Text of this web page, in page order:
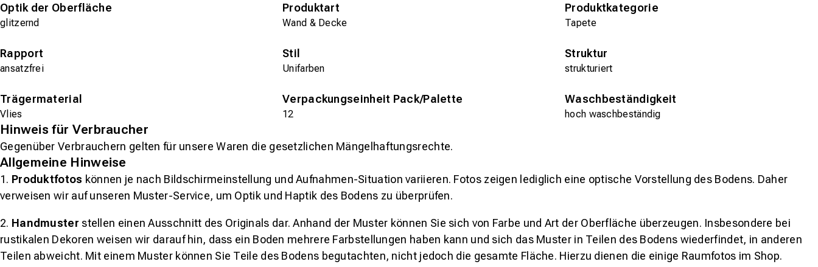
Optik der Oberfläche
glitzernd
Produktart
Wand & Decke
Produktkategorie
Tapete
Rapport
ansatzfrei
Stil
Unifarben
Struktur
strukturiert
Trägermaterial
Vlies
Verpackungseinheit Pack/Palette
12
Waschbeständigkeit
hoch waschbeständig
Hinweis für Verbraucher
Gegenüber Verbrauchern gelten für unsere Waren die gesetzlichen Mängelhaftungsrechte.
Allgemeine Hinweise
1. Produktfotos können je nach Bildschirmeinstellung und Aufnahmen-Situation variieren. Fotos zeigen lediglich eine optische Vorstellung des Bodens. Daher
verweisen wir auf unseren Muster-Service, um Optik und Haptik des Bodens zu überprüfen.
2. Handmuster stellen einen Ausschnitt des Originals dar. Anhand der Muster können Sie sich von Farbe und Art der Oberfläche überzeugen. Insbesondere bei
rustikalen Dekoren weisen wir darauf hin, dass ein Boden mehrere Farbstellungen haben kann und sich das Muster in Teilen des Bodens wiederfindet, in anderen
Teilen abweicht. Mit einem Muster können Sie Teile des Bodens begutachten, nicht jedoch die gesamte Fläche. Hierzu dienen die einige Raumfotos im Shop.